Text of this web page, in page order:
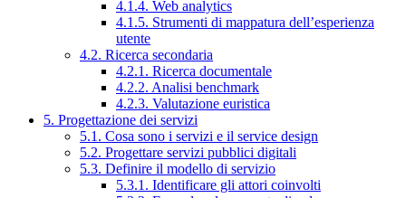
4.1.4. Web analytics
4.1.5. Strumenti di mappatura dell’esperienza
utente
4.2. Ricerca secondaria
4.2.1. Ricerca documentale
4.2.2. Analisi benchmark
4.2.3. Valutazione euristica
5. Progettazione dei servizi
5.1. Cosa sono i servizi e il service design
5.2. Progettare servizi pubblici digitali
5.3. Definire il modello di servizio
5.3.1. Identificare gli attori coinvolti